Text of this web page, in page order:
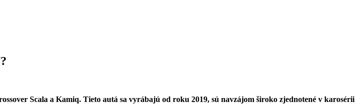
Scala a Kamiq. Tieto autá sa vyrábajú od roku 2019, sú navzájom široko zjednotené v karosérii